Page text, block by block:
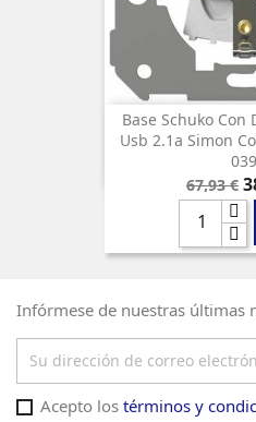
Base Schuko Con
Usb 2.1a Simon
039
Precio
base
67,93 €
Infórmese de nuestras últimas
Acepto los términos y